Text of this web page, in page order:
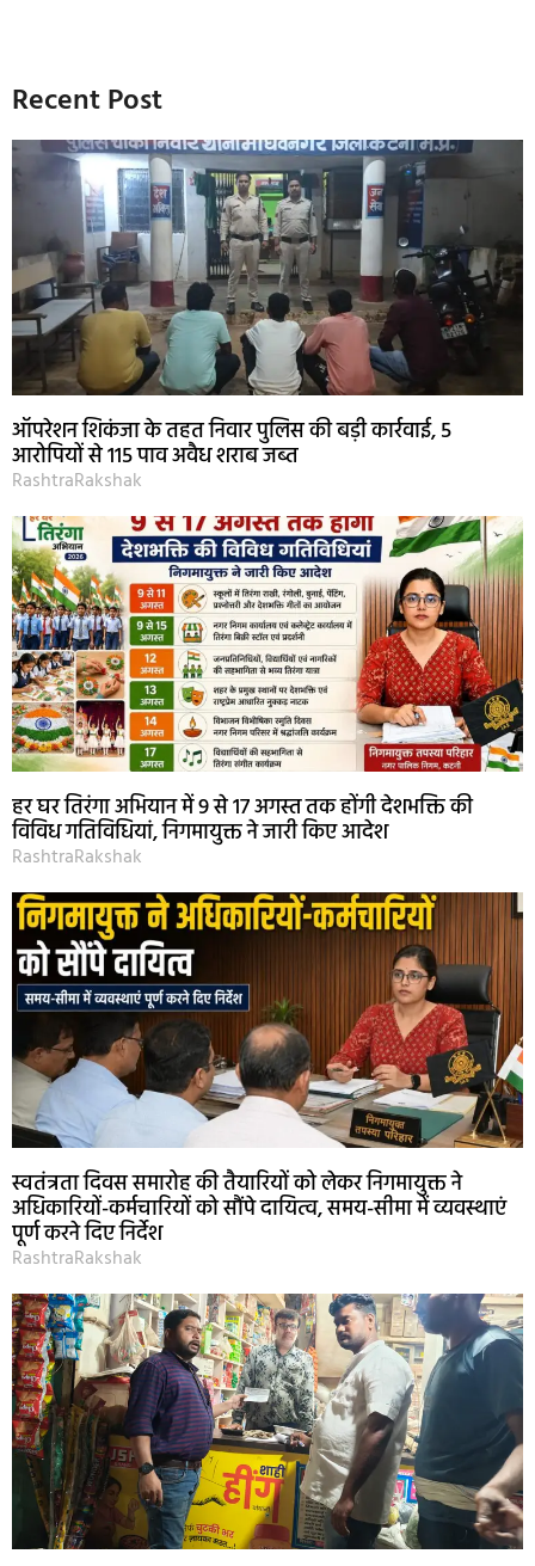
Recent Post
ऑपरेशन शिकंजा के तहत निवार पुलिस की बड़ी कार्रवाई, 5
आरोपियों से 115 पाव अवैध शराब जब्त
RashtraRakshak
हर घर तिरंगा अभियान में 9 से 17 अगस्त तक होंगी देशभक्ति की
विविध गतिविधियां, निगमायुक्त ने जारी किए आदेश
RashtraRakshak
स्वतंत्रता दिवस समारोह की तैयारियों को लेकर निगमायुक्त ने
अधिकारियों-कर्मचारियों को सौंपे दायित्व, समय-सीमा में व्यवस्थाएं
पूर्ण करने दिए निर्देश
RashtraRakshak